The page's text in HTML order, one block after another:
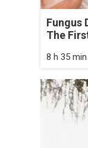
Fungus
The
8 h 35 min